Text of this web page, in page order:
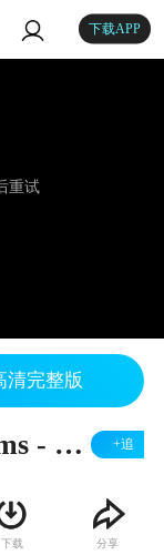
下载APP
重试
清完整版
Schroeder Brother's Farms - Wisconsin +追
下载 分享